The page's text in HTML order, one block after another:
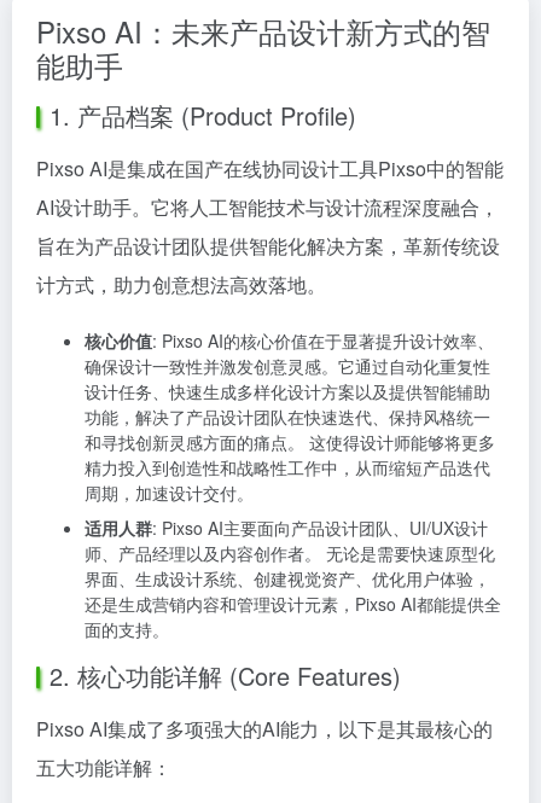
Pixso AI：未来产品设计新方式的智
能助手
1. 产品档案 (Product Profile)
Pixso AI是集成在国产在线协同设计工具Pixso中的智能
AI设计助手。它将人工智能技术与设计流程深度融合，
旨在为产品设计团队提供智能化解决方案，革新传统设
计方式，助力创意想法高效落地。
核心价值: Pixso AI的核心价值在于显著提升设计效率、
确保设计一致性并激发创意灵感。它通过自动化重复性
设计任务、快速生成多样化设计方案以及提供智能辅助
功能，解决了产品设计团队在快速迭代、保持风格统一
和寻找创新灵感方面的痛点。 这使得设计师能够将更多
精力投入到创造性和战略性工作中，从而缩短产品迭代
周期，加速设计交付。
适用人群: Pixso AI主要面向产品设计团队、UI/UX设计
师、产品经理以及内容创作者。 无论是需要快速原型化
界面、生成设计系统、创建视觉资产、优化用户体验，
还是生成营销内容和管理设计元素，Pixso AI都能提供全
面的支持。
2. 核心功能详解 (Core Features)
Pixso AI集成了多项强大的AI能力，以下是其最核心的
五大功能详解：